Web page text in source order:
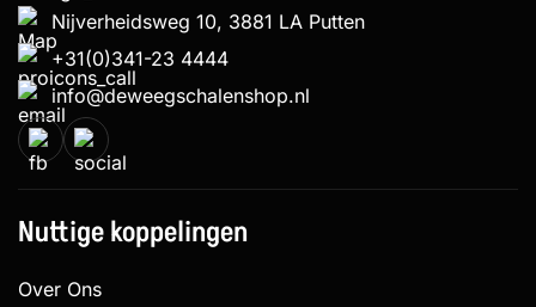
Nijverheidsweg 10, 3881 LA Putten
+31(0)341-23 4444
info@deweegschalenshop.nl
Nuttige koppelingen
Over Ons